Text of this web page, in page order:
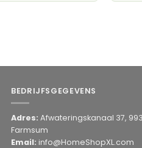
BEDRIJFSGEGEVENS
Adres: Afwateringskanaal 37,
Farmsum
Email: info@HomeShopXL.com